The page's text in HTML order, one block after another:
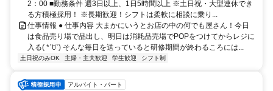
2：00 ■勤務条件 週3日以上、1日5時間以上 ※土日祝・大型連休でき
る方積極採用！ ※長期歓迎！シフトは柔軟に相談に乗り...
仕事情報 ● 仕事内容 大まかにいうとお店の中の何でも屋さん！今日
は食品売り場で品出し、明日は消耗品売場でPOPをつけてからレジに
入る( *ˊꇴˋ) そんな毎日を送っていると研修期間が終わるころには...
土日祝のみOK 主婦・主夫歓迎 学生歓迎 シフト制
アルバイト・パート